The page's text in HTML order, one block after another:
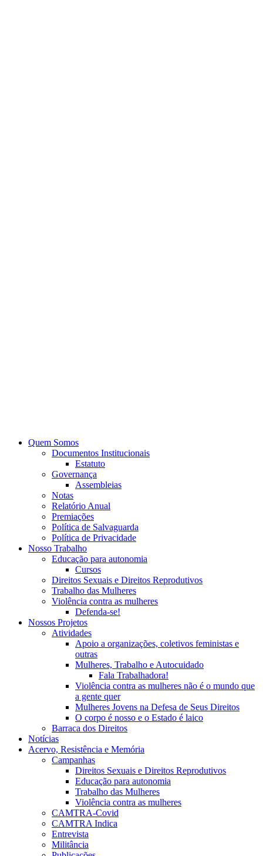
Quem Somos
Documentos Institucionais
Estatuto
Governança
Assembleias
Notas
Relatório Anual
Premiações
Política de Salvaguarda
Política de Privacidade
Nosso Trabalho
Educação para autonomia
Cursos
Direitos Sexuais e Direitos Reprodutivos
Trabalho das Mulheres
Violência contra as mulheres
Defenda-se!
Nossos Projetos
Atividades
Apoio a organizações, coletivos feministas e
outras
Mulheres, Trabalho e Autocuidado
Fala Trabalhadora!
Violência contra as mulheres não é o mundo que
a gente quer
Mulheres Jovens na Defesa de Seus Direitos
O corpo é nosso e o Estado é laico
Barraca dos Direitos
Notícias
Acervo, Resistência e Memória
Campanhas
Direitos Sexuais e Direitos Reprodutivos
Educação para autonomia
Trabalho das Mulheres
Violência contra as mulheres
CAMTRA-Covid
CAMTRA Indica
Entrevista
Militância